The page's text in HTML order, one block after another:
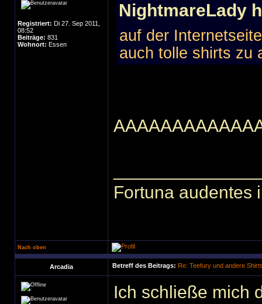
Registriert: Di 27. Sep 2011,
08:52
Beiträge: 831
Wohnort: Essen
NightmareLady
auf der
auch tolle shirts zu
Fortuna audentes
Nach oben
Arcadia Betreff des Beitrags: Re: Teefury und andere
Ich schließe mich